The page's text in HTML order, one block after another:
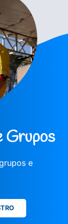
Grupos
e